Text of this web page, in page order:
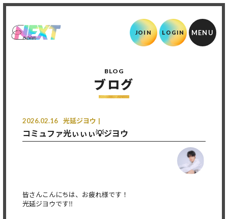
JOIN LOGIN
BLOG
ブログ
2026.02.16 光延ジヨウ
コミュファ光ぃぃぃ💡ジヨウ
皆さんこんにちは、お疲れ様です！
光延ジヨウです‼️